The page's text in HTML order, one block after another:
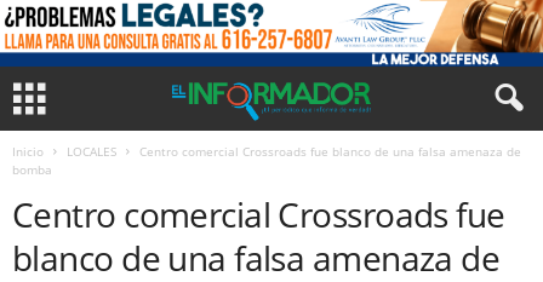
Inicio LOCALES
Centro comercial Crossroads fue blanco de una falsa amenaza de
bomba
Centro comercial Crossroads fue
blanco de una falsa amenaza de